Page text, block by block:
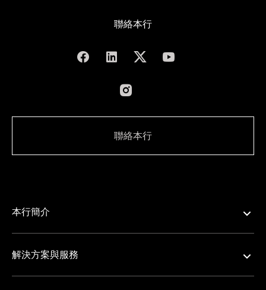
聯絡本行
聯絡本行
本行簡介
解決方案與服務